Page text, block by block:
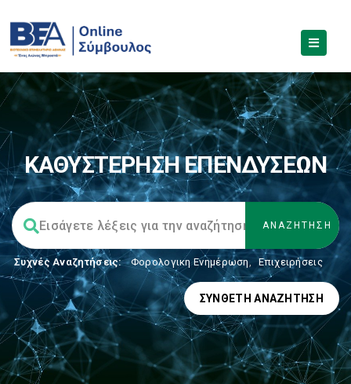
ΚΑΘΥΣΤΕΡΗΣΗ ΕΠΕΝΔΥΣΕΩΝ
Συχνές Αναζητήσεις: Φορολογικη Ενημέρωση, Επιχειρήσεις
ΣΎΝΘΕΤΗ ΑΝΑΖΉΤΗΣΗ